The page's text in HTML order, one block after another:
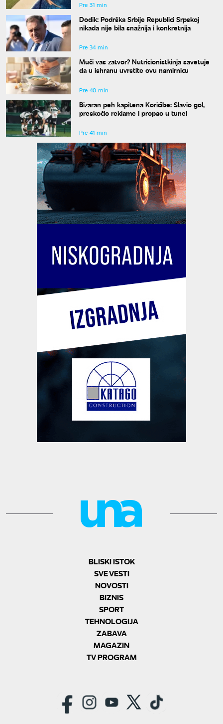
Pre 31 min
Dodik: Podrška Srbije Republici Srpskoj
nikada nije bila snažnija i konkretnija
Pre 34 min
Muči vas zatvor? Nutricionistkinja savetuje
da u ishranu uvrstite ovu namirnicu
Pre 40 min
Bizaran peh kapitena Korićibe: Slavio gol,
preskočio reklame i propao u tunel
Pre 41 min
BLISKI ISTOK
SVE VESTI
NOVOSTI
BIZNIS
SPORT
TEHNOLOGIJA
ZABAVA
MAGAZIN
TV PROGRAM